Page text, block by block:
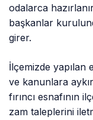
odalarca
başkanlar
girer.
İlçemizde yapılan
ve kanunlara
fırıncı esnafının
zam taleplerini